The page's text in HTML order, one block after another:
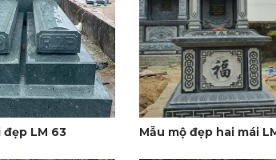
đẹp LM 63 Mẫu mộ đẹp hai mái